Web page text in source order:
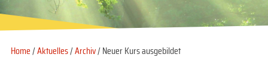
Home/Aktuelles/Archiv/ Neuer Kurs ausgebildet